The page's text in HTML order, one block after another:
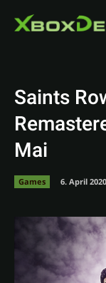
Saints
Mai
Games 6. April 2020